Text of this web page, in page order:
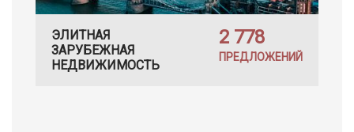
ЭЛИТНАЯ
ЗАРУБЕЖНАЯ
НЕДВИЖИМОСТЬ
2 778
ПРЕДЛОЖЕНИЙ